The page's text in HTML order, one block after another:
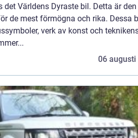
Världens Dyraste bil. Detta är den
de mest förmögna och rika. Dessa
verk av konst och
06 augusti